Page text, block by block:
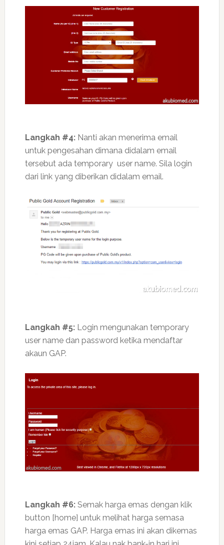
Langkah #4:Nanti akan menerima email
untuk pengesahan dimana didalam email
tersebut ada temporary user name. Sila login
dari link yang diberikan didalam email.
Langkah #5:Login mengunakan temporary
user name dan password ketika mendaftar
akaun GAP.
Langkah #6:Semak harga emas dengan klik
button [home] untuk melihat harga semasa
harga emas GAP. Harga emas ini akan dikemas